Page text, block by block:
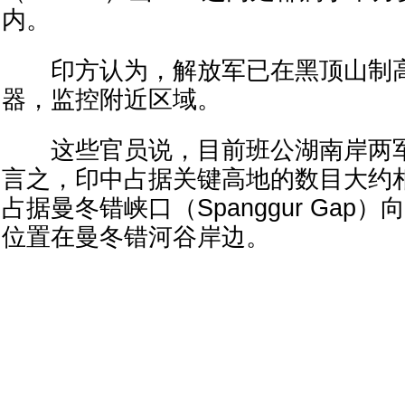
内。
印方认为，解放军已在黑顶山制
器，监控附近区域。
这些官员说，目前班公湖南岸两
言之，印中占据关键高地的数目大约
占据曼冬错峡口（Spanggur Gap）
位置在曼冬错河谷岸边。